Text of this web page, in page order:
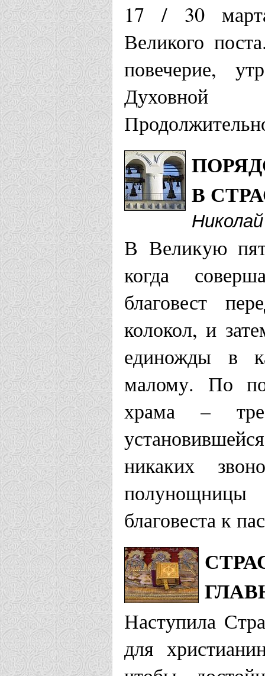
17 / 30
Великого
повечерие,
Духовной
В
В Великую
когда
благовест
колокол, и
единожды в
малому. По
храма –
никаких
благовеста к
Наступила
для